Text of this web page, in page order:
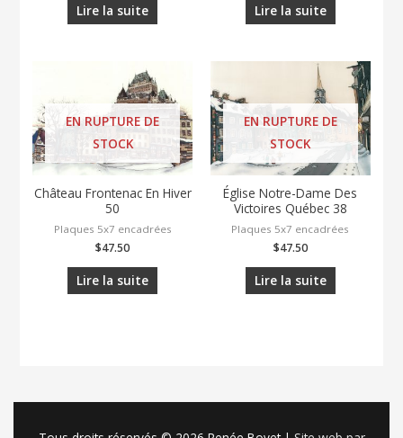
Lire la suite Lire la suite
EN RUPTURE DE
STOCK
Château Frontenac En Hiver
50
Plaques 5x7 encadrées
$47.50
Lire la suite
EN RUPTURE DE
STOCK
Église Notre-Dame Des
Victoires Québec 38
Plaques 5x7 encadrées
$47.50
Lire la suite